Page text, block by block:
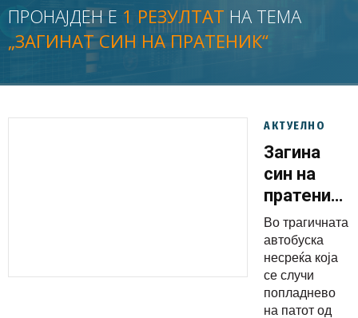
ЖИВОТ
МОЗАИК
ПРОНАЈДЕН Е 1 РЕЗУЛТАТ НА ТЕМА
„ЗАГИНАТ СИН НА ПРАТЕНИК“
АКТУЕЛНО
Загина
син на
пратеник
во
страшната
несреќа
кај
Тетово
Во трагичната
автобуска
несреќа која
се случи
попладнево
на патот од